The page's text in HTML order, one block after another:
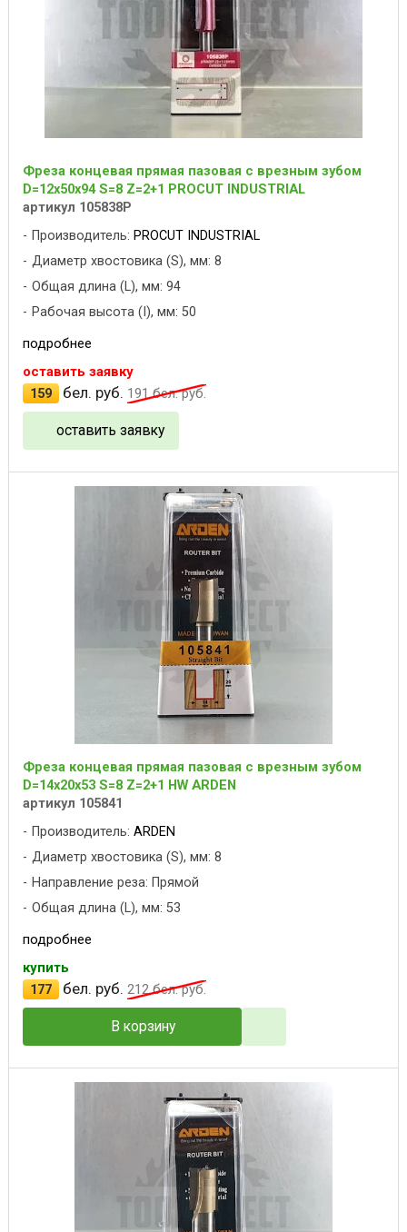
Фреза концевая прямая пазовая с врезным зубом
D=12х50x94 S=8 Z=2+1 PROCUT INDUSTRIAL
артикул 105838P
Производитель: PROCUT INDUSTRIAL
Диаметр хвостовика (S), мм: 8
Общая длина (L), мм: 94
Рабочая высота (I), мм: 50
подробнее
оставить заявку
159
бел. руб. 191бел. руб.
оставить заявку
Фреза концевая прямая пазовая с врезным зубом
D=14x20x53 S=8 Z=2+1 HW ARDEN
артикул 105841
Производитель: ARDEN
Диаметр хвостовика (S), мм: 8
Направление реза: Прямой
Общая длина (L), мм: 53
подробнее
купить
177
бел. руб. 212бел. руб.
В корзину